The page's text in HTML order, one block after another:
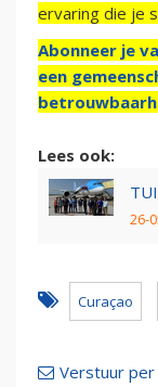
ervaring die je
Abonneer je
een
Lees ook:
26-
Curaçao
Verstuur per